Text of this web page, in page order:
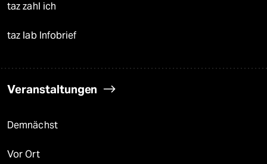
taz zahl ich
taz lab Infobrief
Veranstaltungen
Demnächst
Vor Ort